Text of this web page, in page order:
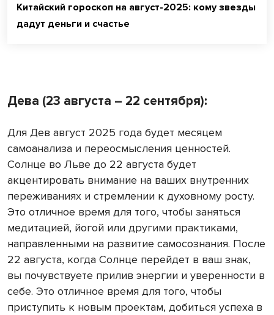
Китайский гороскоп на август-2025: кому звезды
дадут деньги и счастье
Дева (23 августа – 22 сентября):
Для Дев август 2025 года будет месяцем
самоанализа и переосмысления ценностей.
Солнце во Льве до 22 августа будет
акцентировать внимание на ваших внутренних
переживаниях и стремлении к духовному росту.
Это отличное время для того, чтобы заняться
медитацией, йогой или другими практиками,
направленными на развитие самосознания. После
22 августа, когда Солнце перейдет в ваш знак,
вы почувствуете прилив энергии и уверенности в
себе. Это отличное время для того, чтобы
приступить к новым проектам, добиться успеха в